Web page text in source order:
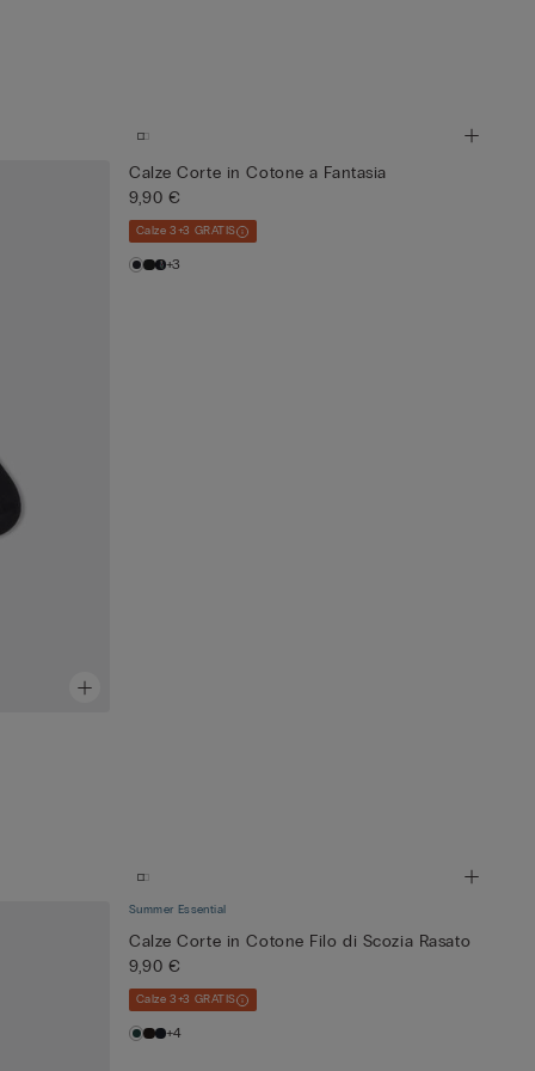
Calze Corte in Cotone a Fantasia
9,90 €
Calze 3+3 GRATIS
+3
Summer Essential
Calze Corte in Cotone Filo di Scozia Rasato
9,90 €
Calze 3+3 GRATIS
+4